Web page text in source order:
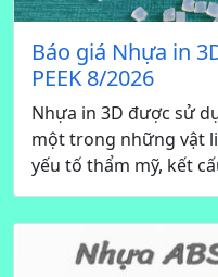
Báo giá Nhựa in
PEEK 8/2026
Nhựa in 3D được sử
một trong những vật
yếu tố thẩm mỹ, kết